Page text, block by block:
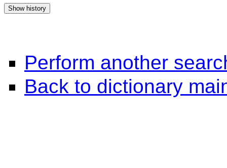
Perform another
Back to dictionary